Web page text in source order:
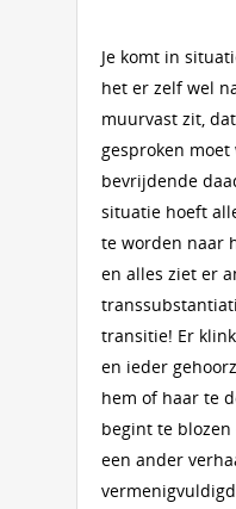
Je komt in
het er zelf wel
muurvast zit,
gesproken
bevrijdende
situatie hoeft
te worden naar
en alles ziet er
transitie! Er
en ieder
hem of haar te
begint te
een ander